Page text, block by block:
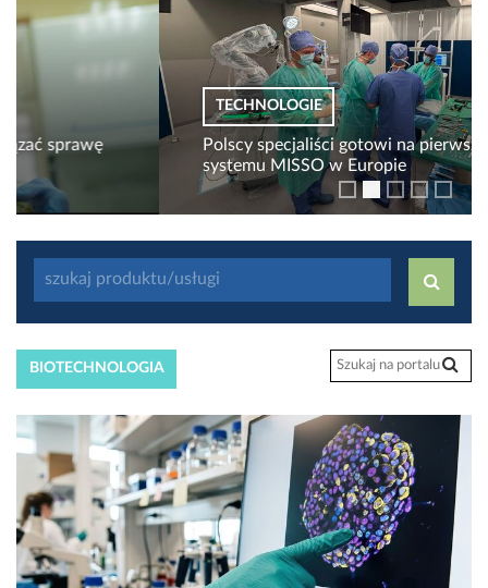
TECHNOLOGIE
Polscy specjaliści gotowi na pierwsze wdrożenie
systemu MISSO w Europie
BIOTECHNOLOGIA